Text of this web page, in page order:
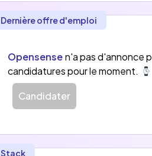
Dernière offre d'emploi
Opensensen'a pas d'annonce
candidatures pour le moment.
Candidater
Stack